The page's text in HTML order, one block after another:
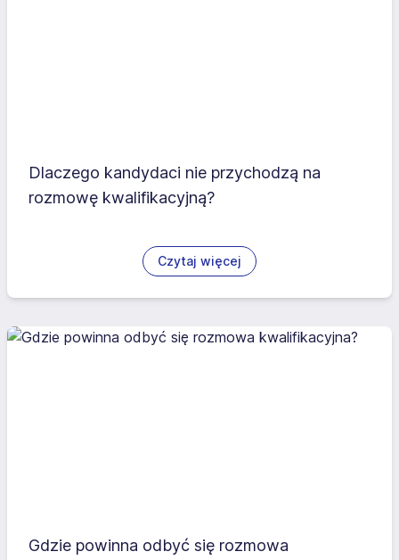
Dlaczego kandydaci nie przychodzą na
rozmowę kwalifikacyjną?
Czytaj więcej
Gdzie powinna odbyć się rozmowa